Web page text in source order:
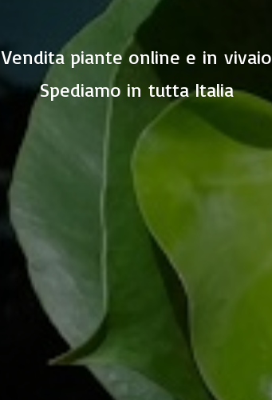
Vendita piante online e in vivaio
Spediamo in tutta Italia